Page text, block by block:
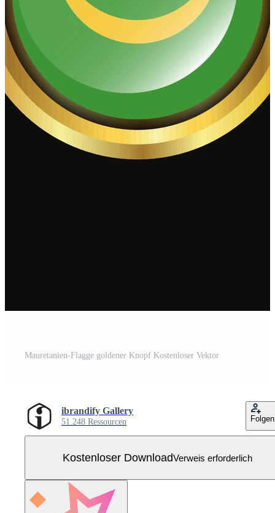
Mauretanien-Flagge goldener Knopf Kostenloser Vektor
ibrandify Gallery
51.248 Ressourcen Folgen
Kostenloser DownloadVerweis erforderlich